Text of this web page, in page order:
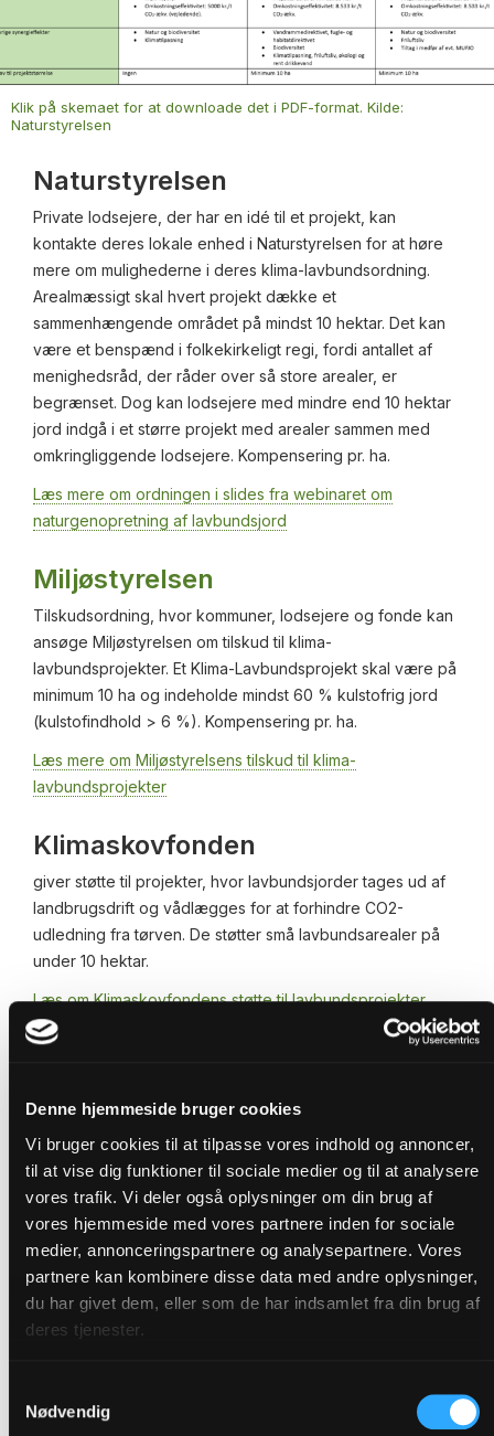
Denne hjemmeside bruger cookies
Vi bruger cookies til at tilpasse vores indhold og annoncer,
til at vise dig funktioner til sociale medier og til at analysere
vores trafik. Vi deler også oplysninger om din brug af
vores hjemmeside med vores partnere inden for sociale
medier, annonceringspartnere og analysepartnere. Vores
partnere kan kombinere disse data med andre oplysninger,
du har givet dem, eller som de har indsamlet fra din brug af
deres tjenester.
Nødvendig
Klik på skemaet for at downloade det i PDF-format. Kilde:
Naturstyrelsen
Naturstyrelsen
Private lodsejere, der har en idé til et projekt, kan
kontakte deres lokale enhed i Naturstyrelsen for at høre
mere om mulighederne i deres klima-lavbundsordning.
Arealmæssigt skal hvert projekt dække et
sammenhængende området på mindst 10 hektar. Det kan
være et benspænd i folkekirkeligt regi, fordi antallet af
menighedsråd, der råder over så store arealer, er
begrænset. Dog kan lodsejere med mindre end 10 hektar
jord indgå i et større projekt med arealer sammen med
omkringliggende lodsejere. Kompensering pr. ha.
Læs mere om ordningen i slides fra webinaret om
naturgenopretning af lavbundsjord
Miljøstyrelsen
Tilskudsordning, hvor kommuner, lodsejere og fonde kan
ansøge Miljøstyrelsen om tilskud til klima-
lavbundsprojekter. Et Klima-Lavbundsprojekt skal være på
minimum 10 ha og indeholde mindst 60 % kulstofrig jord
(kulstofindhold > 6 %). Kompensering pr. ha.
Læs mere om Miljøstyrelsens tilskud til klima-
lavbundsprojekter
Klimaskovfonden
giver støtte til projekter, hvor lavbundsjorder tages ud af
landbrugsdrift og vådlægges for at forhindre CO2-
udledning fra tørven. De støtter små lavbundsarealer på
under 10 hektar.
Læs om Klimaskovfondens støtte til lavbundsprojekter
Læs mere om
lavbundsprojekter